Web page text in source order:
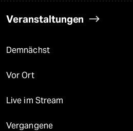
Veranstaltungen
Demnächst
Vor Ort
Live im Stream
Vergangene